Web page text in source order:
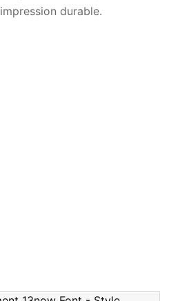
durable.